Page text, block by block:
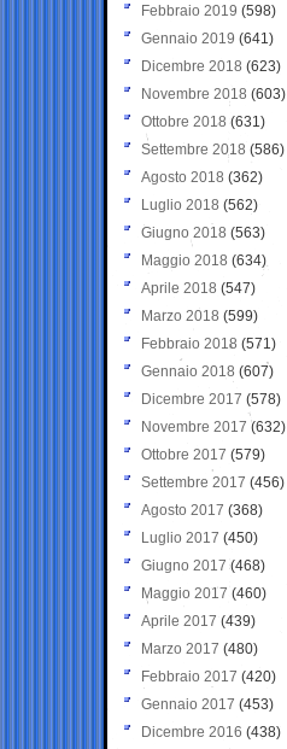
Febbraio 2019 (598)
Gennaio 2019 (641)
Dicembre 2018 (623)
Novembre 2018 (603)
Ottobre 2018 (631)
Settembre 2018 (586)
Agosto 2018 (362)
Luglio 2018 (562)
Giugno 2018 (563)
Maggio 2018 (634)
Aprile 2018 (547)
Marzo 2018 (599)
Febbraio 2018 (571)
Gennaio 2018 (607)
Dicembre 2017 (578)
Novembre 2017 (632)
Ottobre 2017 (579)
Settembre 2017 (456)
Agosto 2017 (368)
Luglio 2017 (450)
Giugno 2017 (468)
Maggio 2017 (460)
Aprile 2017 (439)
Marzo 2017 (480)
Febbraio 2017 (420)
Gennaio 2017 (453)
Dicembre 2016 (438)